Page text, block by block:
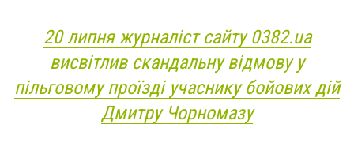
20 липня журналіст сайту 0382.ua
висвітлив скандальну відмову у
пільговому проїзді учаснику бойових дій
Дмитру Чорномазу